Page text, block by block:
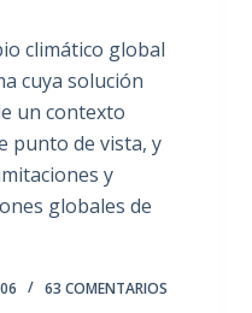
climático global
cuya solución
un contexto
punto de vista, y
y
globales de
63 COMENTARIOS